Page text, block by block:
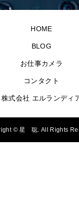
HOME
BLOG
お仕事カメラ
コンタクト
株式会社 エルランディ
©星 聡. All Rights